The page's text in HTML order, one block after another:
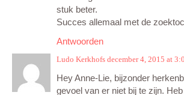
stuk beter.
Succes allemaal met de
Antwoorden
Ludo Kerkhofs december 4, 2015 at
Hey Anne-Lie, bijzonder
gevoel van er niet bij te zijn.